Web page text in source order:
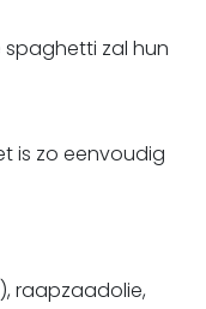
spaghetti zal hun
is zo eenvoudig
raapzaadolie,